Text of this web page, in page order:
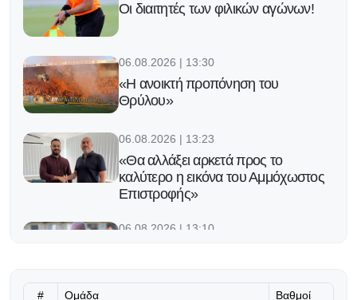
Οι διαιτητές των φιλικών αγώνων!
06.08.2026 | 13:30
«Η ανοικτή προπόνηση του
Θρύλου»
06.08.2026 | 13:23
«Θα αλλάξει αρκετά προς το
καλύτερο η εικόνα του Αμμόχωστος
Επιστροφής»
06.08.2026 | 13:10
# Ομάδα Βαθμοί